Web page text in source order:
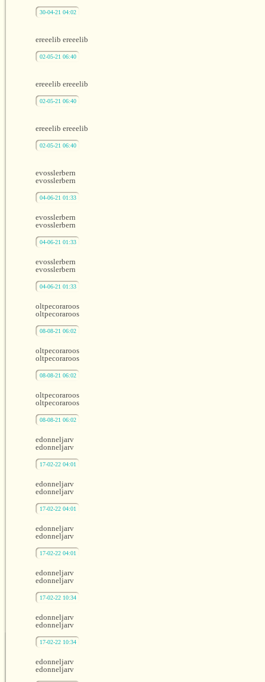
30-04-21 04:02
ereeelib ereeelib
02-05-21 06:40
ereeelib ereeelib
02-05-21 06:40
ereeelib ereeelib
02-05-21 06:40
evosslerbern
evosslerbern
04-06-21 01:33
evosslerbern
evosslerbern
04-06-21 01:33
evosslerbern
evosslerbern
04-06-21 01:33
oltpecoraroos
oltpecoraroos
08-08-21 06:02
oltpecoraroos
oltpecoraroos
08-08-21 06:02
oltpecoraroos
oltpecoraroos
08-08-21 06:02
edonneljarv
edonneljarv
17-02-22 04:01
edonneljarv
edonneljarv
17-02-22 04:01
edonneljarv
edonneljarv
17-02-22 04:01
edonneljarv
edonneljarv
17-02-22 10:34
edonneljarv
edonneljarv
17-02-22 10:34
edonneljarv
edonneljarv